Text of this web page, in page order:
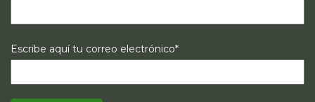
Escribe aquí tu correo electrónico*